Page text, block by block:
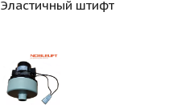
Эластичный штифт